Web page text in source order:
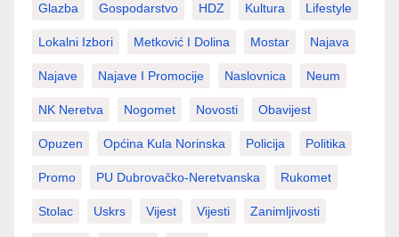
Glazba Gospodarstvo HDZ Kultura Lifestyle
Lokalni Izbori Metković I Dolina Mostar Najava
Najave Najave I Promocije Naslovnica Neum
NK Neretva Nogomet Novosti Obavijest
Opuzen Općina Kula Norinska Policija Politika
Promo PU Dubrovačko-Neretvanska Rukomet
Stolac Uskrs Vijest Vijesti Zanimljivosti